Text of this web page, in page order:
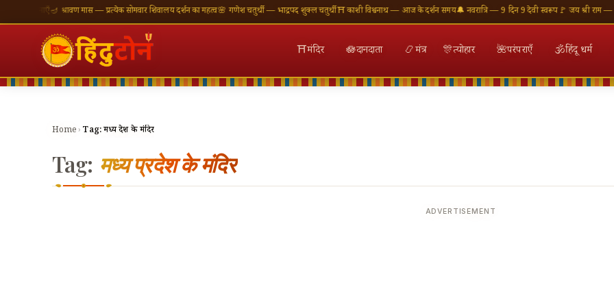
🪔 श्रावण मास — प्रत्येक सोमवार शिवालय दर्शन का महत्व🌸 गणेश चतुर्थी — भाद्रपद शुक्ल चतुर्थी⛩ काशी विश्वनाथ — आज के दर्शन समय🔔 नवरात्रि — 9 दिन 9 देवी स्वरूप🚩 जय श्री राम — राम
⛩मंदिर 🪷दानदाता 📿मंत्र 🎊त्योहार 🌺परंपराएँ 🕉हिंदू धर्म
Home › Tag:मध्य प्रदेश के मंदिर
Tag: मध्य प्रदेश के मंदिर
ADVERTISEMENT